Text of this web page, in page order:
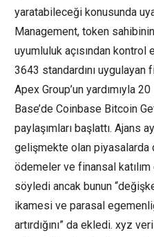
yaratabileceği konusunda
Management, token
uyumluluk açısından
3643 standardını
Apex Group’un yardımıyla
Base’de Coinbase Bitcoin
paylaşımları başlattı. Ajans
gelişmekte olan piyasalarda
ödemeler ve finansal
söyledi ancak bunun
ikamesi ve parasal
artırdığını” da ekledi. xyz